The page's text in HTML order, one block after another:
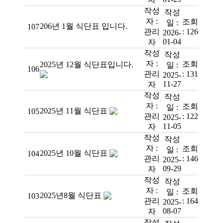
107206년 1월 식단표 입니다.
작성
자 :
관리
자
작성
일 :
2026-
01-04
조회
: 126
106
2025년 12월 식단표입니다.
작성
자 :
관리
자
작성
일 :
2025-
11-27
조회
: 131
1052025년 11월 식단표
작성
자 :
관리
자
작성
일 :
2025-
11-05
조회
: 122
1042025년 10월 식단표
작성
자 :
관리
자
작성
일 :
2025-
09-29
조회
: 146
1032025년8월 식단표
작성
자 :
관리
자
작성
일 :
2025-
08-07
조회
: 164